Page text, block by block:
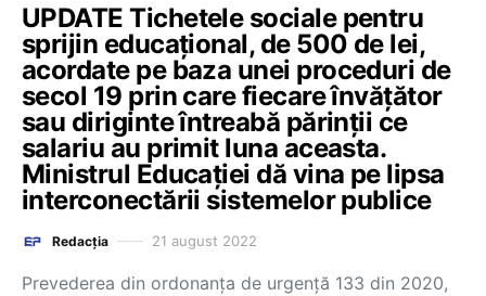
UPDATE Tichetele sociale pentru
sprijin educațional, de 500 de lei,
acordate pe baza unei proceduri de
secol 19 prin care fiecare învățător
sau diriginte întreabă părinții ce
salariu au primit luna aceasta.
Ministrul Educației dă vina pe lipsa
interconectării sistemelor publice
Redacția 21 august 2022
Prevederea din ordonanța de urgență 133 din 2020,